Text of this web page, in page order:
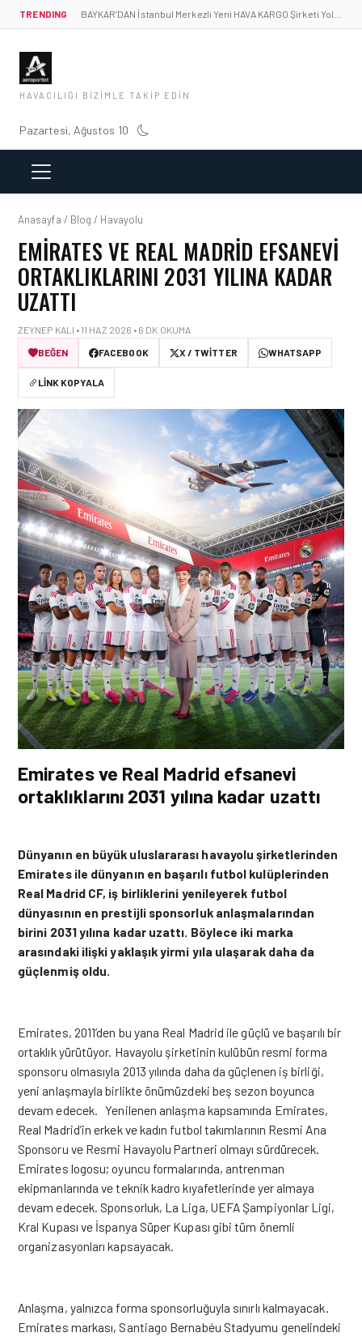
TRENDING
HAVACILIĞI BIZIMLE TAKIP EDIN
Pazartesi, Ağustos 10
Anasayfa / Blog / Havayolu
EMIRATES VE REAL MADRID EFSANEVI
ORTAKLIKLARINI 2031 YILINA KADAR
UZATTI
ZEYNEP KALI • 11 HAZ 2026 • 6 DK OKUMA
BEĞEN
FACEBOOK X / TWITTER WHATSAPP
LINK KOPYALA
Emirates ve Real Madrid efsanevi
ortaklıklarını 2031 yılına kadar uzattı
Dünyanın en büyük uluslararası havayolu şirketlerinden
Emirates ile dünyanın en başarılı futbol kulüplerinden
Real Madrid CF, iş birliklerini yenileyerek futbol
dünyasının en prestijli sponsorluk anlaşmalarından
birini 2031 yılına kadar uzattı. Böylece iki marka
arasındaki ilişki yaklaşık yirmi yıla ulaşarak daha da
güçlenmiş oldu.
Emirates, 2011’den bu yana Real Madrid ile güçlü ve başarılı bir
ortaklık yürütüyor. Havayolu şirketinin kulübün resmi forma
sponsoru olmasıyla 2013 yılında daha da güçlenen iş birliği,
yeni anlaşmayla birlikte önümüzdeki beş sezon boyunca
devam edecek. Yenilenen anlaşma kapsamında Emirates,
Real Madrid’in erkek ve kadın futbol takımlarının Resmi Ana
Sponsoru ve Resmi Havayolu Partneri olmayı sürdürecek.
Emirates logosu; oyuncu formalarında, antrenman
ekipmanlarında ve teknik kadro kıyafetlerinde yer almaya
devam edecek. Sponsorluk, La Liga, UEFA Şampiyonlar Ligi,
Kral Kupası ve İspanya Süper Kupası gibi tüm önemli
organizasyonları kapsayacak.
Anlaşma, yalnızca forma sponsorluğuyla sınırlı kalmayacak.
Emirates markası, Santiago Bernabéu Stadyumu genelindeki